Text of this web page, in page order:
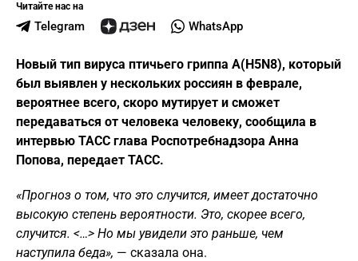
Читайте нас на
Telegram WhatsApp
Новый тип вируса птичьего гриппа A(H5N8), который
был выявлен у нескольких россиян в феврале,
вероятнее всего, скоро мутирует и сможет
передаваться от человека человеку, сообщила в
интервью ТАСС глава Роспотребнадзора Анна
Попова, передает ТАСС.
«Прогноз о том, что это случится, имеет достаточно
высокую степень вероятности. Это, скорее всего,
случится. <…> Но мы увидели это раньше, чем
наступила беда», — сказала она.